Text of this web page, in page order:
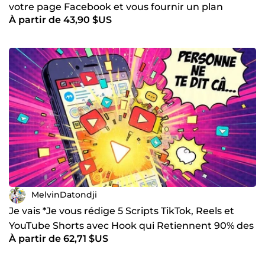
votre page Facebook et vous fournir un plan
d'action
À partir de 43,90 $US
MelvinDatondji
Je vais *Je vous rédige 5 Scripts TikTok, Reels et
YouTube Shorts avec Hook qui Retiennent 90% des
Vues*
À partir de 62,71 $US